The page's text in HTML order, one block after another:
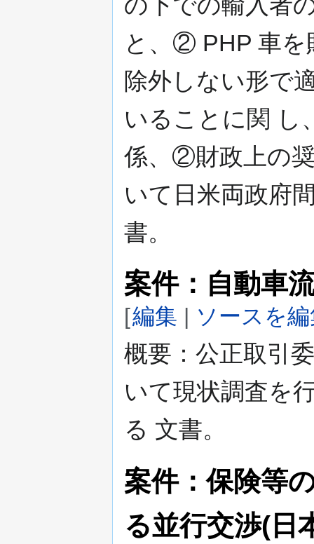
と、② PHP 車を
除外しない形で
いることに関
係、②財政上の
いて日米両政府
書。
案件：自動車
[編集 | ソースを
概要：公正取引
いて現状調査を
る 文書。
案件：保険等
る並行交渉(日